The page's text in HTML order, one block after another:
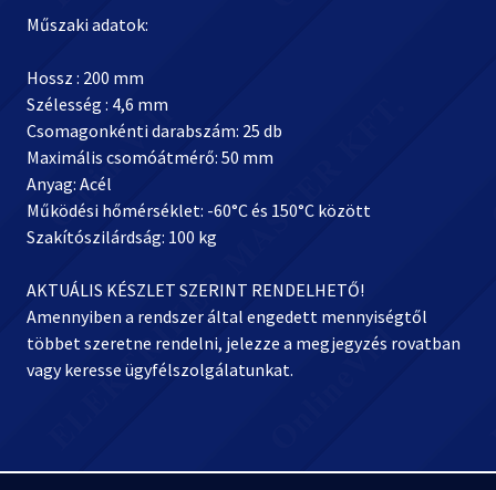
Műszaki adatok:
Hossz : 200 mm
Szélesség : 4,6 mm
Csomagonkénti darabszám: 25 db
Maximális csomóátmérő: 50 mm
Anyag: Acél
Működési hőmérséklet: -60°C és 150°C között
Szakítószilárdság: 100 kg
AKTUÁLIS KÉSZLET SZERINT RENDELHETŐ!
Amennyiben a rendszer által engedett mennyiségtől
többet szeretne rendelni, jelezze a megjegyzés rovatban
vagy keresse ügyfélszolgálatunkat.